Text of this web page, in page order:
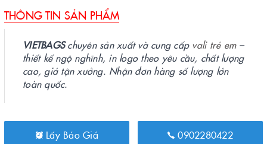
THÔNG TIN SẢN PHẨM
VIETBAGSchuyên sản xuất và cung cấp vali trẻ em–
thiết kế ngộ nghĩnh, in logo theo yêu cầu, chất lượng
cao, giá tận xưởng. Nhận đơn hàng số lượng lớn
toàn quốc.
Lấy Báo Giá 0902280422